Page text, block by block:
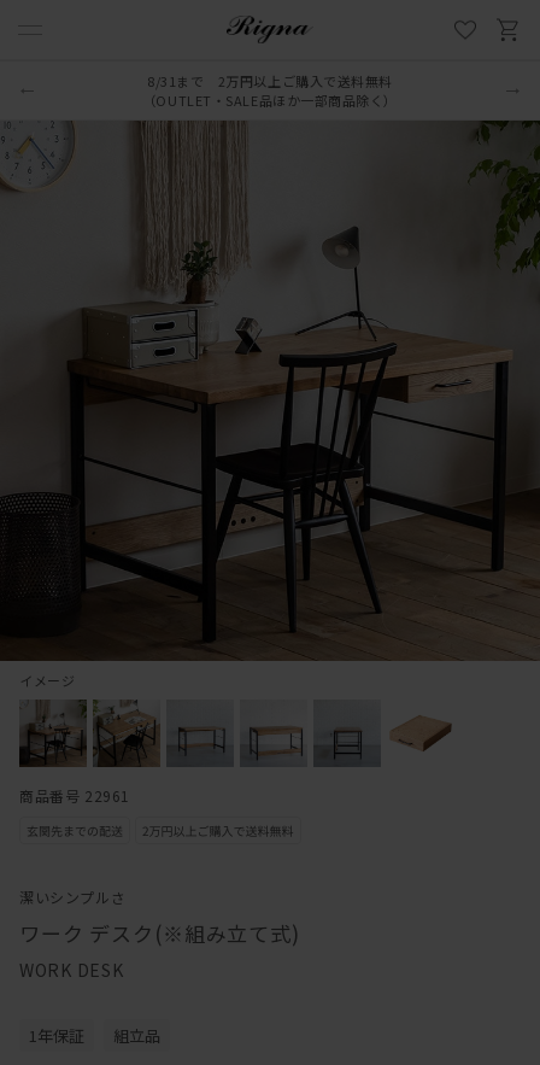
8/31まで 2万円以上ご購入で送料無料
（OUTLET・SALE品ほか一部商品除く）
潔いシンプルさ
ワーク デスク(※組み立て式)
WORK DESK
イメージ
1年保証 組立品
商品番号 22961